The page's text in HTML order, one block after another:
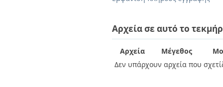
Αρχεία σε αυτό το
Αρχεία Μέγεθος
Δεν υπάρχουν αρχεία που